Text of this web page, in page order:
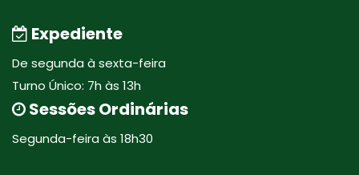
Expediente
De segunda à sexta-feira
Turno Único: 7h às 13h
Sessões Ordinárias
Segunda-feira às 18h30